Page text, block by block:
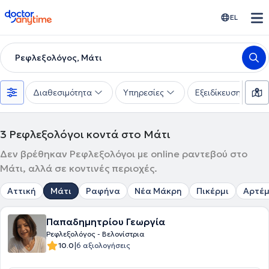
doctoranytime EL
Ρεφλεξολόγος, Μάτι
Διαθεσιμότητα Υπηρεσίες Εξειδίκευση
3 Ρεφλεξολόγοι κοντά στο Μάτι
Δεν βρέθηκαν Ρεφλεξολόγοι με online ραντεβού στο
Μάτι, αλλά σε κοντινές περιοχές.
Αττική Μάτι Ραφήνα Νέα Μάκρη Πικέρμι
Παπαδημητρίου Γεωργία
Ρεφλεξολόγος - Βελονίστρια
10.0|6 αξιολογήσεις